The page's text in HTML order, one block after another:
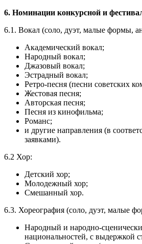
6. Номинации конкурсной и
6.1. Вокал (соло, дуэт, малые формы,
Академический вокал;
Народный вокал;
Джазовый вокал;
Эстрадный вокал;
Ретро-песня (песни советских
Жестовая песня;
Авторская песня;
Песня из кинофильма;
Романс;
и другие направления (в
заявками).
6.2 Хор:
Детский хор;
Молодежный хор;
Смешанный хор.
6.3. Хореография (соло, дуэт, малые
Народный и народно-
национальностей, с выдержкой